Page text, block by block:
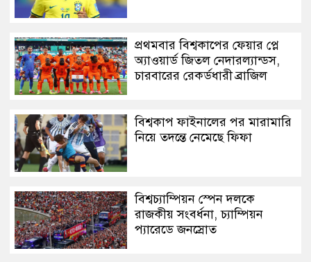
প্রথমবার বিশ্বকাপের ফেয়ার প্লে
অ্যাওয়ার্ড জিতল নেদারল্যান্ডস,
চারবারের রেকর্ডধারী ব্রাজিল
বিশ্বকাপ ফাইনালের পর মারামারি
নিয়ে তদন্তে নেমেছে ফিফা
বিশ্বচ্যাম্পিয়ন স্পেন দলকে
রাজকীয় সংবর্ধনা, চ্যাম্পিয়ন
প্যারেডে জনস্রোত